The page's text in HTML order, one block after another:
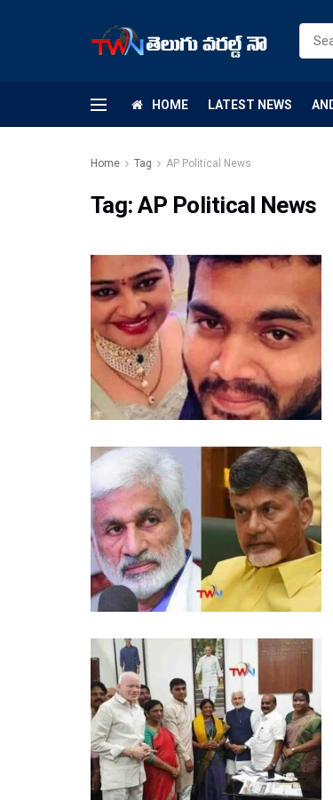
HOME LATEST NEWS
Home Tag AP Political News
Tag:AP Political News